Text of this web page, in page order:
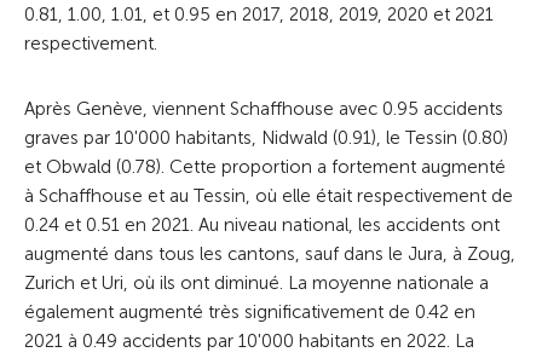
0.81, 1.00, 1.01, et 0.95 en 2017, 2018, 2019, 2020 et 2021
respectivement.
Après Genève, viennent Schaffhouse avec 0.95 accidents
graves par 10'000 habitants, Nidwald (0.91), le Tessin (0.80)
et Obwald (0.78). Cette proportion a fortement augmenté
à Schaffhouse et au Tessin, où elle était respectivement de
0.24 et 0.51 en 2021. Au niveau national, les accidents ont
augmenté dans tous les cantons, sauf dans le Jura, à Zoug,
Zurich et Uri, où ils ont diminué. La moyenne nationale a
également augmenté très significativement de 0.42 en
2021 à 0.49 accidents par 10'000 habitants en 2022. La